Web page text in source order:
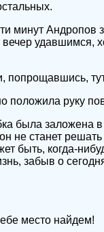
минут Андропов
удавшимся,
попрощавшись,
положила руку
была заложена
не станет
быть, когда-
забыв о
место найдем!